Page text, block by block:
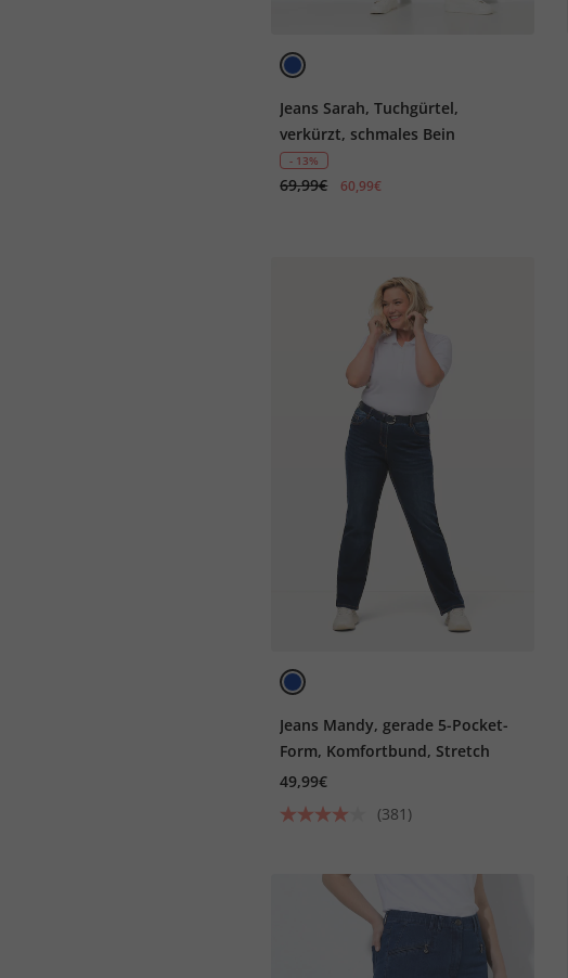
Jeans Sarah, Tuchgürtel,
verkürzt, schmales Bein
- 13%
69,99€ 60,99€
Jeans Mandy, gerade 5-Pocket-
Form, Komfortbund, Stretch
49,99€
(381)